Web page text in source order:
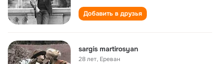
Добавить в друзья
sargis martirosyan
28 лет, Ереван